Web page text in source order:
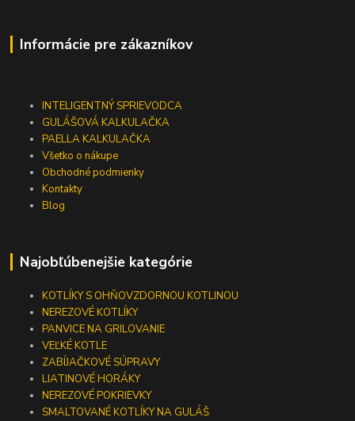
Informácie pre zákazníkov
INTELIGENTNÝ SPRIEVODCA
GULÁŠOVÁ KALKULAČKA
PAELLA KALKULAČKA
Všetko o nákupe
Obchodné podmienky
Kontakty
Blog
Najobľúbenejšie kategórie
KOTLÍKY S OHŇOVZDORNOU KOTLINOU
NEREZOVÉ KOTLÍKY
PANVICE NA GRILOVANIE
VEĽKÉ KOTLE
ZABÍJAČKOVÉ SÚPRAVY
LIATINOVÉ HORÁKY
NEREZOVÉ POKRIEVKY
SMALTOVANÉ KOTLÍKY NA GULÁŠ